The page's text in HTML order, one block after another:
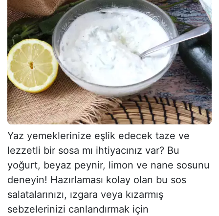
Yaz yemeklerinize eşlik edecek taze ve
lezzetli bir sosa mı ihtiyacınız var? Bu
yoğurt, beyaz peynir, limon ve nane sosunu
deneyin! Hazırlaması kolay olan bu sos
salatalarınızı, ızgara veya kızarmış
sebzelerinizi canlandırmak için